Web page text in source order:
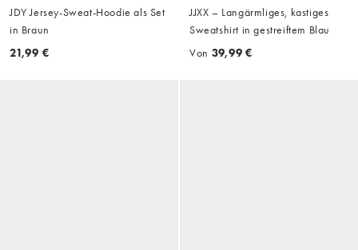
JDY Jersey-Sweat-Hoodie als Set
in Braun
21,99 €
JJXX – Langärmliges, kastiges
Sweatshirt in gestreiftem Blau
Von 39,99 €